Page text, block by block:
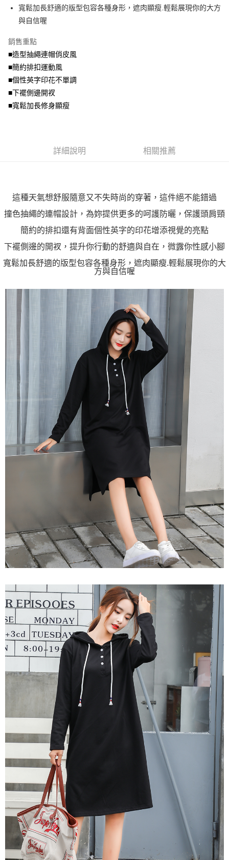
1.分期款項不併入電信帳單，「大哥付你分期」於每月結算日後寄送繳費提
醒簡訊。
2.透過簡訊連結打開帳單後，可選擇「超商條碼／台灣大直營門市／銀行轉
【注意事項】
1.本服務係由「台灣大哥大股份有限公司」（以下簡稱本公司）所提供，讓
用戶於交易時，得透過本服務購買商品或服務，並由商店將買賣／分期付款
買賣價金債權讓與本公司後，依約使用本公司帳單繳交帳款。
資料（包含姓名、電話或地址）提供予台灣大哥大進項蒐集、處理及利用，
由本公司與您本人進行分期帳單所需資料之確認、核對及更正。
【「AFTEE先享後付」結帳流程】
１．於結帳方式選擇「AFTEE先享後付」後，將跳轉至「AFTEE先享後付」
３．收到繳費通知簡訊後14天內，點擊此簡訊中的連結，可透過四大超商／
ATM／網路銀行／等多元方式進行付款，方視為交易完成。
※ 請注意：結帳手續完成當下不需立刻繳費，但若您需要取消訂單，請聯絡
購買商品的店家。未經商家同意取消之訂單仍視為有效，需透過AFTEE先享
後付繳納相關費用。
※ 交易是否成功請以「AFTEE先享後付 」之結帳頁面顯示為準，若有關於
是否繳費成功／繳費後需取消欲退款等相關疑問，請聯繫「AFTEE先享後付
客戶支援中心」 https://netprotections.freshdesk.com/support/home
易，需依本服務之必要範圍內提供個人資料，並將交易相關給付款項請求債
權轉讓予恩沛科技股份有限公司。
「AFTEE先享後付」，若未經同意申辦者引起之損失，本公司不負相關責
任。
４．使用「AFTEE先享後付」時，將依據個別帳號之用戶狀況，依本公司即
請求用戶進行身份認證。
恩沛科技股份有限公司將有權停止該用戶之使用額度並採取法律行動。
每筆NT$70，滿NT$699(含以上)免運費
付款後全家取貨
每筆NT$70，滿NT$699(含以上)免運費
7-11取貨付款
每筆NT$70，滿NT$799(含以上)免運費
付款後7-11取貨
每筆NT$70，滿NT$699(含以上)免運費
寬鬆加長舒適的版型包容各種身形，遮肉顯瘦.輕鬆展現你的大方
與自信喔
銷售重點
■造型抽繩連帽俏皮風
■簡約排扣運動風
■個性英字印花不單調
■下襬側邊開衩
■寬鬆加長修身顯瘦
詳細說明 相關推薦
這種天氣想舒服隨意又不失時尚的穿著，這件絕不能錯過
撞色抽繩的連帽設計，為妳提供更多的呵護防曬，保護頭肩頸
簡約的排扣還有背面個性英字的印花增添視覺的亮點
下襬側邊的開衩，提升你行動的舒適與自在，微露你性感小腳
寬鬆加長舒適的版型包容各種身形，遮肉顯瘦.輕鬆展現你的大
方與自信喔